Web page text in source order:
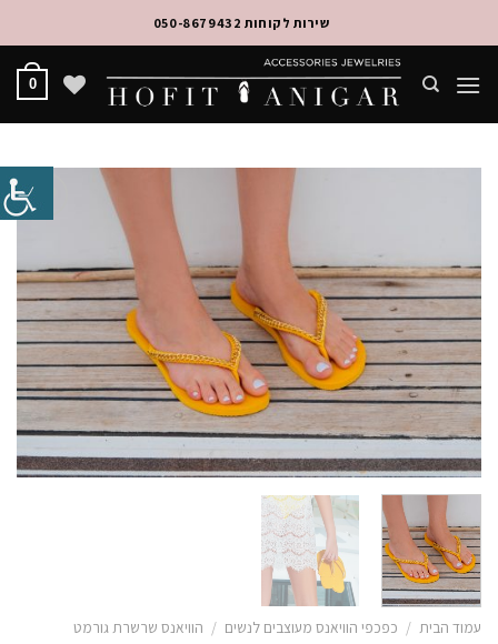
to
שירות לקוחות 050-8679432
0
עמוד הבית / כפכפי הוויאנס מעוצבים לנשים / הוויאנס שרשרת גורמט